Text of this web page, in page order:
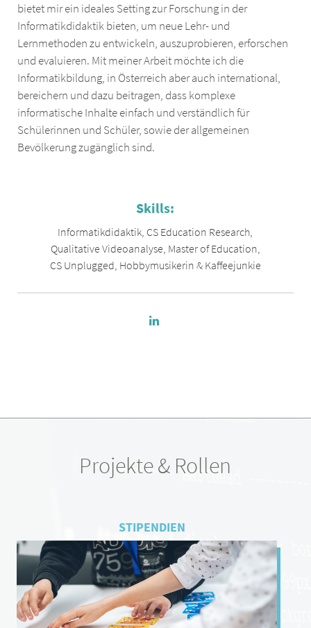
bietet mir ein ideales Setting zur Forschung in der
Informatikdidaktik bieten, um neue Lehr- und
Lernmethoden zu entwickeln, auszuprobieren, erforschen
und evaluieren. Mit meiner Arbeit möchte ich die
Informatikbildung, in Österreich aber auch international,
bereichern und dazu beitragen, dass komplexe
informatische Inhalte einfach und verständlich für
Schülerinnen und Schüler, sowie der allgemeinen
Bevölkerung zugänglich sind.
Skills:
Informatikdidaktik CS Education Research
Qualitative Videoanalyse Master of Education
CS Unplugged Hobbymusikerin & Kaffeejunkie
Projekte & Rollen